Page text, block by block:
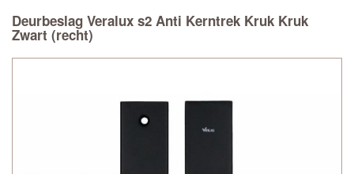
Deurbeslag Veralux s2 Anti Kerntrek Kruk Kruk
Zwart (recht)